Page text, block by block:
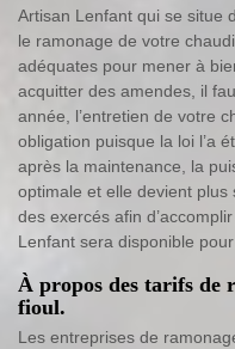
Artisan Lenfant qui se situe
le ramonage de votre
adéquates pour mener à
acquitter des amendes, il
année, l’entretien de votre
obligation puisque la loi l’a
après la maintenance, la
optimale et elle devient
des exercés afin
Lenfant sera disponible
À propos des tarifs de
fioul.
Les entreprises de